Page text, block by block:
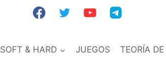
SOFT & HARD JUEGOS TEORÍA